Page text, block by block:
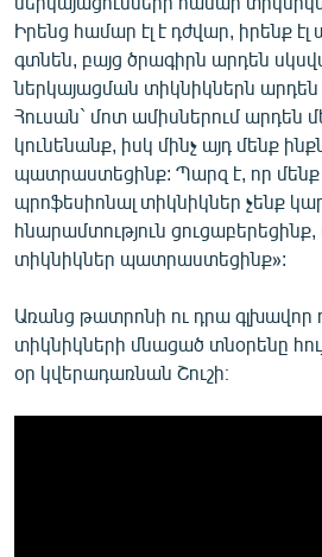
Իրենց համար էլ է դժվար, իրենք
գտնեն, բայց ծրագիրն արդեն
ներկայացման տիկնիկներն
Հուսան` մոտ ամիսներում արդեն
կունենանք, իսկ մինչ այդ մենք
պատրաստեցինք: Պարզ է, որ մենք
պրոֆեսիոնալ տիկնիկներ չենք
հնարամտություն ցուցաբերեցինք,
տիկնիկներ պատրաստեցինք»:
Առանց թատրոնի ու դրա
տիկնիկների մնացած տնօրենը
օր կվերադառնան Շուշի։